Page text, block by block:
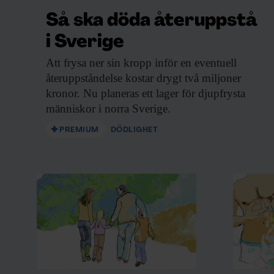
– Här har forskarna haft ett mycket längre
kopplat samman undersökningar och
kan följa hur hälsan utvecklats genom hela
Det långa perspektivet gör studien unik,
sig spännande, menar Skirbekk.
– Vi talar ofta om livsstil och riskfaktorer.
intressant kunskap.
Orsaken fortfarande
För Karin Modig är resultaten både
”Det visar att det är möjligt att åldras
Så ska döda återuppstå
i Sverige
Att frysa ner sin kropp inför en eventuell
återuppståndelse kostar drygt två miljoner
kronor. Nu planeras ett lager för djupfrysta
människor i norra Sverige.
PREMIUM DÖDLIGHET